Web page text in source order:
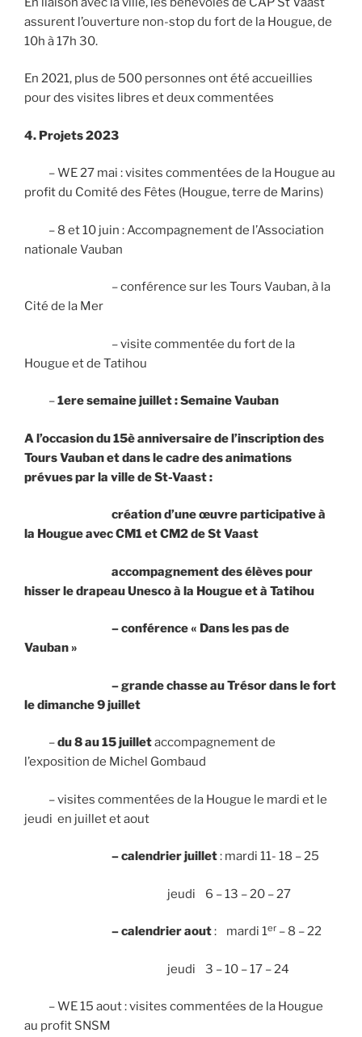
assurent l’ouverture non-stop du fort de la Hougue, de
10h à 17h 30.
En 2021, plus de 500 personnes ont été accueillies
pour des visites libres et deux commentées
4. Projets 2023
– WE 27 mai : visites commentées de la Hougue au
profit du Comité des Fêtes (Hougue, terre de Marins)
– 8 et 10 juin : Accompagnement de l’Association
nationale Vauban
– conférence sur les Tours Vauban, à la
Cité de la Mer
– visite commentée du fort de la
Hougue et de Tatihou
–1ere semaine juillet : Semaine Vauban
A l’occasion du 15è anniversaire de l’inscription des
Tours Vauban et dans le cadre des animations
prévues par la ville de St-Vaast :
création d’une œuvre participative à
la Hougue avec CM1 et CM2 de St Vaast
accompagnement des élèves pour
hisser le drapeau Unesco à la Hougue et à Tatihou
– conférence « Dans les pas de
Vauban »
– grande chasse au Trésor dans le fort
le dimanche 9 juillet
–du 8 au 15 juilletaccompagnement de
l’exposition de Michel Gombaud
– visites commentées de la Hougue le mardi et le
jeudi en juillet et aout
– calendrier juillet: mardi 11- 18 – 25
jeudi 6 – 13 – 20 – 27
– calendrier aout: mardi 1er – 8 – 22
jeudi 3 – 10 – 17 – 24
– WE 15 aout : visites commentées de la Hougue
au profit SNSM